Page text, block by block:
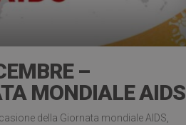
–
MONDIALE AIDS
della Giornata mondiale AIDS,